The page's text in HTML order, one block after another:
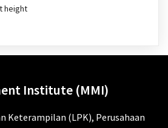
height
Institute (MMI)
Keterampilan (LPK), Perusahaan